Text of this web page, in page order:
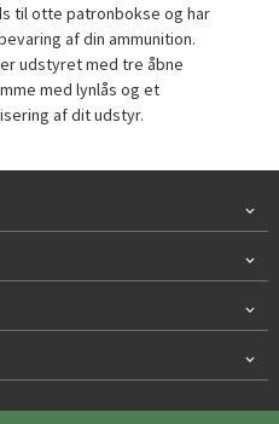
til otte patronbokse og har
af din ammunition.
udstyret med tre åbne
med lynlås og et
af dit udstyr.